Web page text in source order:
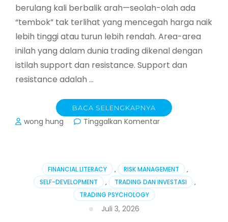
berulang kali berbalik arah—seolah-olah ada
“tembok” tak terlihat yang mencegah harga naik
lebih tinggi atau turun lebih rendah. Area-area
inilah yang dalam dunia trading dikenal dengan
istilah support dan resistance. Support dan
resistance adalah …
BACA SELENGKAPNYA
wong hung Tinggalkan Komentarpada
Panduan
Lengkap
Mengenal
FINANCIAL LITERACY , RISK MANAGEMENT
,
SELF-DEVELOPMENT
, TRADING DAN INVESTASI
,
TRADING PSYCHOLOGY
Juli 3, 2026